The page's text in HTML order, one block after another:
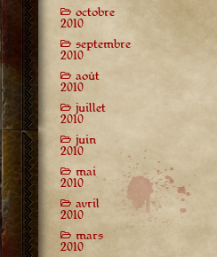
octobre
2010
septembre
2010
août
2010
juillet
2010
juin
2010
mai
2010
avril
2010
mars
2010